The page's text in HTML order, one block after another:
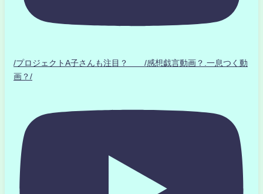
/プロジェクトA子さんも注目？ /感想戯言動画？.一息つく動
画？/